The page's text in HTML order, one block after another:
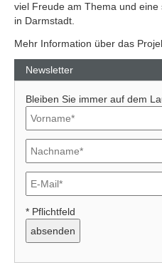
viel Freude am Thema und
in Darmstadt.
Mehr Information über das
Previous
Newsletter
Bleiben Sie immer auf dem
* Pflichtfeld